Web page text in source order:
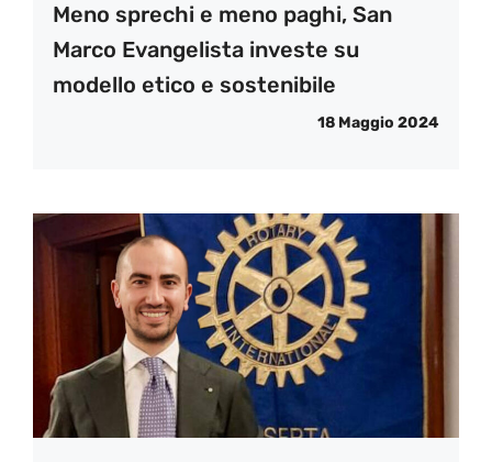
Meno sprechi e meno paghi, San
Marco Evangelista investe su
modello etico e sostenibile
18 Maggio 2024